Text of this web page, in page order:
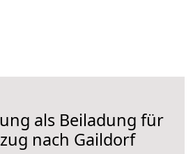
als Beiladung für
nach Gaildorf